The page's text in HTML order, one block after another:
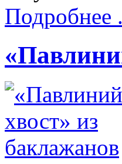
Подробнее